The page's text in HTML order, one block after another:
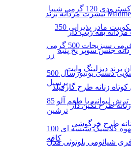
120 گرمی شیبا
ماکرونی فرمی سبزیجات 500 گرمی
زر
پودر لباسشویی دستی یونیورسال 500g
پرسیل
آلوچه ترش لیوانی با طعم آلو 85g
ترشین
قهوه کلاسیک شیشه ای 100g مولتی
کافه
یقه زیپ دار
جنس سوپر نخ پنبه
برند دیزلینگ وایت
زنانه طرح گارفیلد
طرح نگین دار
طرح خرگوشی